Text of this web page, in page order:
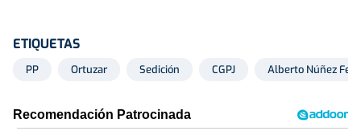
ETIQUETAS
PP Ortuzar Sedición CGPJ Alberto Núñez